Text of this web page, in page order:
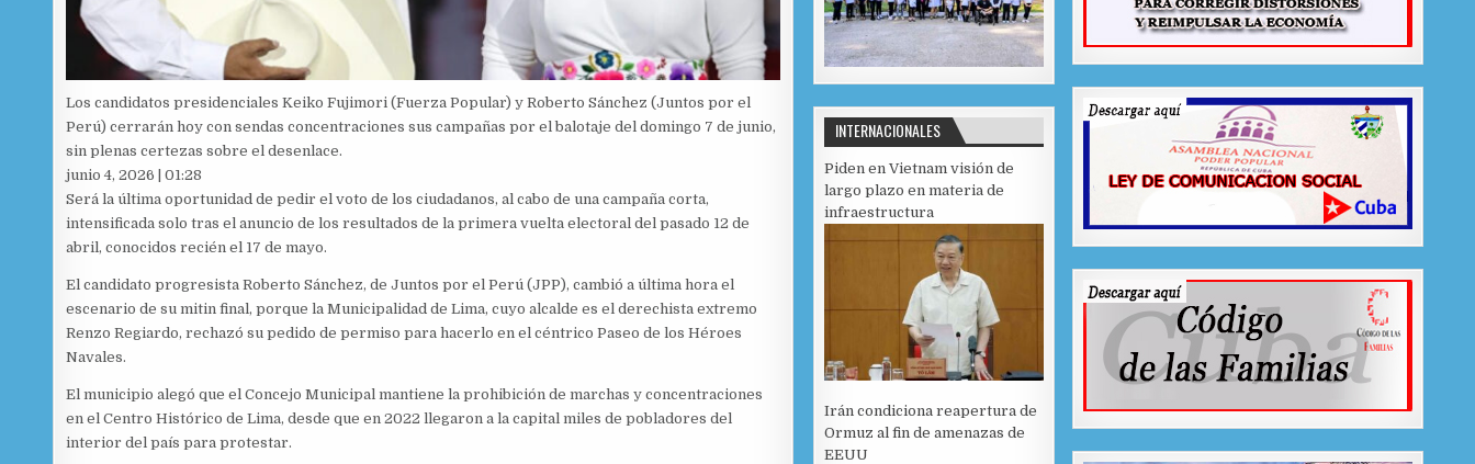
Los candidatos presidenciales Keiko Fujimori (Fuerza Popular) y Roberto Sánchez (Juntos por el
Perú) cerrarán hoy con sendas concentraciones sus campañas por el balotaje del domingo 7 de junio,
sin plenas certezas sobre el desenlace.
junio 4, 2026 | 01:28
Será la última oportunidad de pedir el voto de los ciudadanos, al cabo de una campaña corta,
intensificada solo tras el anuncio de los resultados de la primera vuelta electoral del pasado 12 de
abril, conocidos recién el 17 de mayo.
El candidato progresista Roberto Sánchez, de Juntos por el Perú (JPP), cambió a última hora el
escenario de su mitin final, porque la Municipalidad de Lima, cuyo alcalde es el derechista extremo
Renzo Regiardo, rechazó su pedido de permiso para hacerlo en el céntrico Paseo de los Héroes
Navales.
El municipio alegó que el Concejo Municipal mantiene la prohibición de marchas y concentraciones
en el Centro Histórico de Lima, desde que en 2022 llegaron a la capital miles de pobladores del
interior del país para protestar.
INTERNACIONALES
Piden en Vietnam visión de
largo plazo en materia de
infraestructura
Irán condiciona reapertura de
Ormuz al fin de amenazas de
EEUU